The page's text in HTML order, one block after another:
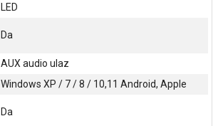
LED
Da
AUX audio ulaz
Windows XP / 7 / 8 / 10,11 Android, Apple
Da